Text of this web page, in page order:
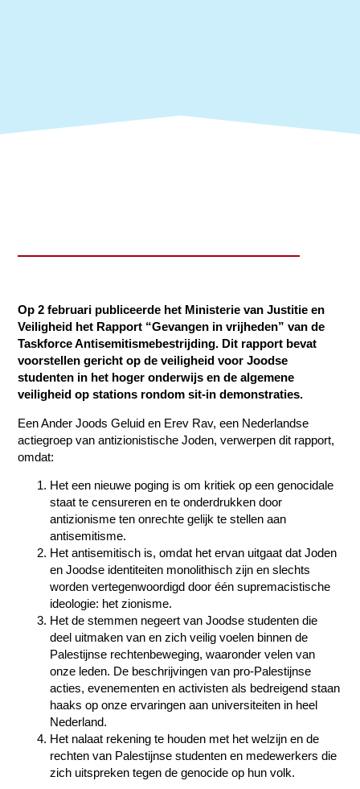
Op 2 februari publiceerde het Ministerie van Justitie en
Veiligheid het Rapport “Gevangen in vrijheden” van de
Taskforce Antisemitismebestrijding. Dit rapport bevat
voorstellen gericht op de veiligheid voor Joodse
studenten in het hoger onderwijs en de algemene
veiligheid op stations rondom sit-in demonstraties.
Een Ander Joods Geluid en Erev Rav, een Nederlandse
actiegroep van antizionistische Joden, verwerpen dit rapport,
omdat:
Het een nieuwe poging is om kritiek op een genocidale
staat te censureren en te onderdrukken door
antizionisme ten onrechte gelijk te stellen aan
antisemitisme.
Het antisemitisch is, omdat het ervan uitgaat dat Joden
en Joodse identiteiten monolithisch zijn en slechts
worden vertegenwoordigd door één supremacistische
ideologie: het zionisme.
Het de stemmen negeert van Joodse studenten die
deel uitmaken van en zich veilig voelen binnen de
Palestijnse rechtenbeweging, waaronder velen van
onze leden. De beschrijvingen van pro-Palestijnse
acties, evenementen en activisten als bedreigend staan
haaks op onze ervaringen aan universiteiten in heel
Nederland.
Het nalaat rekening te houden met het welzijn en de
rechten van Palestijnse studenten en medewerkers die
zich uitspreken tegen de genocide op hun volk.